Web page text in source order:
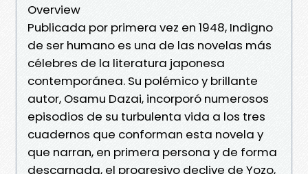
Overview
Publicada por primera vez en 1948, Indigno
de ser humano es una de las novelas más
célebres de la literatura japonesa
contemporánea. Su polémico y brillante
autor, Osamu Dazai, incorporó numerosos
episodios de su turbulenta vida a los tres
cuadernos que conforman esta novela y
que narran, en primera persona y de forma
descarnada, el progresivo declive de Yozo,